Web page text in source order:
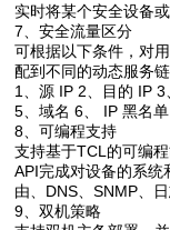
实时将某个安全设备
7、安全流量区分
可根据以下条件，对
配到不同的动态服务链
1、源 IP 2、目的 IP
5、域名 6、 IP 黑名
8、可编程支持
支持基于TCL的可编
API完成对设备的系统
由、DNS、SNMP、
9、双机策略